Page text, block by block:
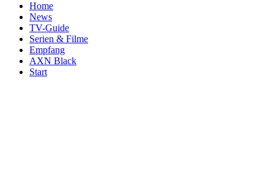
Home
News
TV-Guide
Serien & Filme
Empfang
AXN Black
Start